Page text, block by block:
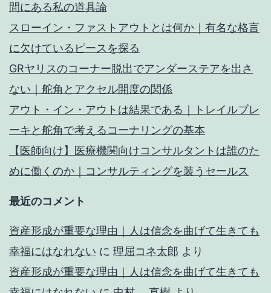
間にある私の道具論
スローイン・ファストアウトとは何か｜有名な格言
に欠けているピースを探る
GRヤリスのコーナー脱出でアンダーステアを出さ
ない｜舵角とアクセル開度の関係
アウト・イン・アウトは結果である｜トレイルブレ
ーキと舵角で考えるコーナリングの基本
【医師向け】医療機関向けコンサルタントは誰のた
めに働くのか｜コンサルティングを装うセールス
最近のコメント
資産形成が重要な理由｜人は信念を曲げて生きても
幸福にはなれない に 理屈コネ太郎 より
資産形成が重要な理由｜人は信念を曲げて生きても